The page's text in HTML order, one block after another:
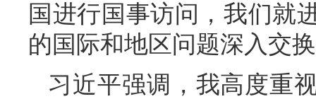
国进行国事访问，我们就
的国际和地区问题深入交
习近平强调，我高度重